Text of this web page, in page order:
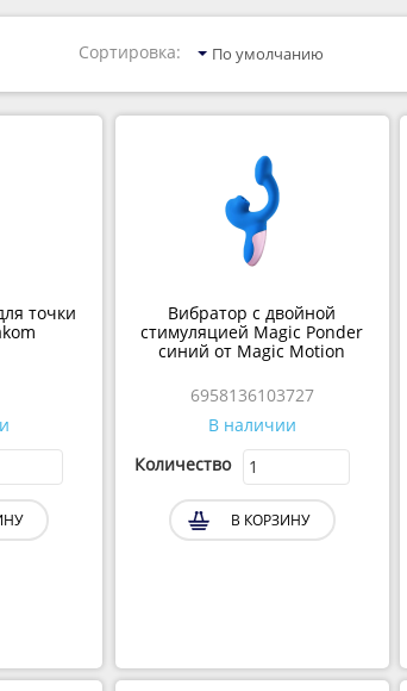
Сортировка: По умолчанию
точки
Вибратор с двойной
стимуляцией Magic Ponder
синий от Magic Motion
6958136103727
В наличии
Количество
В КОРЗИНУ